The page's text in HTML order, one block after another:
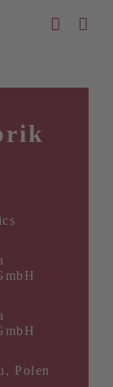
Polen